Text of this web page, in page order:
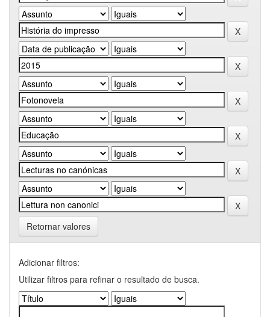
Retornar valores
Adicionar filtros:
Utilizar filtros para refinar o resultado de busca.